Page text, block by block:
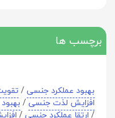
برچسب ها
بهبود عملکرد جنسی/
افزایش لذت جنسی/
/ارتقا عملکرد جنسی/